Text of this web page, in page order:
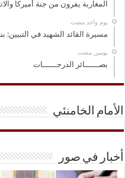
المغاربة يفرون من جنة أميركا
‏يوم واحد مضت
مسيرة القائد الشهيد في التبيين:
‏يومين مضت
بصــــــائر الدرجــــــات
الأمام الخامنئي
أخبار في صور